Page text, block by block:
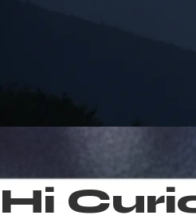
Hi